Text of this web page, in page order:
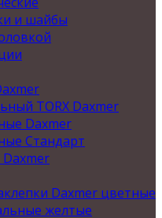
и шайбы
TORX Daxmer
Daxmer
Стандарт
Daxmer цветные
желтые